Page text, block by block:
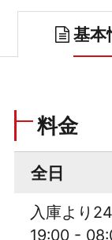
基本
料金
全日
入庫より
19:00 -